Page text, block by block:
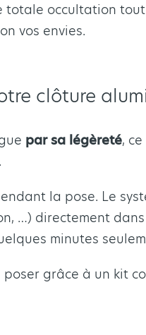
totale occultation
vos envies.
clôture
par sa légèreté,
la pose. Le
…) directement
minutes
grâce à un kit